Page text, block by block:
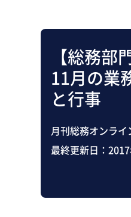
【総務部
11月の業
と行事
月刊総務オンライ
最終更新日：